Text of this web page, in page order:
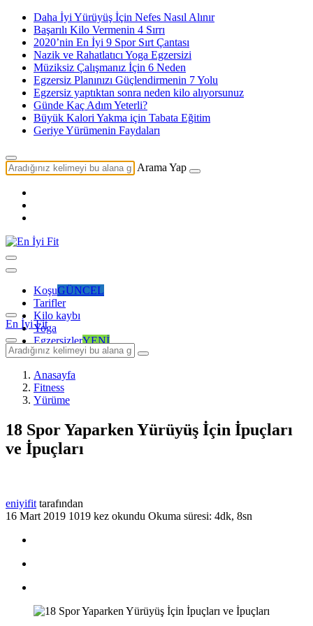
Daha İyi Yürüyüş İçin Nefes Nasıl Alınır
Başarılı Kilo Vermenin 4 Sırrı
2020’nin En İyi 9 Spor Sırt Çantası
Nazik ve Rahatlatıcı Yoga Egzersizi
Müziksiz Çalışmanız İçin 6 Neden
Egzersiz Planınızı Güçlendirmenin 7 Yolu
Egzersiz yaptıktan sonra neden kilo alıyorsunuz
Günde Kaç Adım Yeterli?
Büyük Kalori Yakma için Tabata Eğitim
Geriye Yürümenin Faydaları
Arama Yap
KoşuGÜNCEL
Tarifler
Kilo kaybı
Yoga
EgzersizlerYENİ
En İyi Fit
Anasayfa
Fitness
Yürüme
18 Spor Yaparken Yürüyüş İçin İpuçları
ve İpuçları
eniyifit tarafından
16 Mart 2019 1019 kez okundu Okuma süresi: 4dk, 8sn